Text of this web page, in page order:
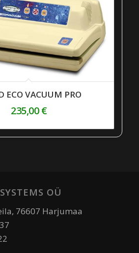
ECO VACUUM PRO
235,00€
OÜ
76607 Harjumaa